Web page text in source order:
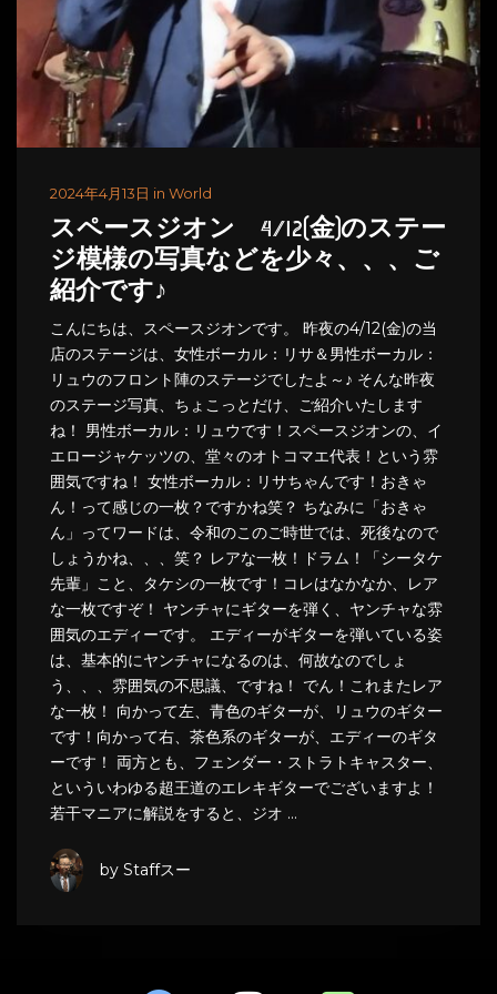
2024年4月13日 in World
スペースジオン 4/12(金)のステー
ジ模様の写真などを少々、、、ご
紹介です♪
こんにちは、スペースジオンです。 昨夜の4/12(金)の当
店のステージは、女性ボーカル：リサ＆男性ボーカル：
リュウのフロント陣のステージでしたよ～♪ そんな昨夜
のステージ写真、ちょこっとだけ、ご紹介いたします
ね！ 男性ボーカル：リュウです！スペースジオンの、イ
エロージャケッツの、堂々のオトコマエ代表！という雰
囲気ですね！ 女性ボーカル：リサちゃんです！おきゃ
ん！って感じの一枚？ですかね笑？ ちなみに「おきゃ
ん」ってワードは、令和のこのご時世では、死後なので
しょうかね、、、笑？ レアな一枚！ドラム！「シータケ
先輩」こと、タケシの一枚です！コレはなかなか、レア
な一枚ですぞ！ ヤンチャにギターを弾く、ヤンチャな雰
囲気のエディーです。 エディーがギターを弾いている姿
は、基本的にヤンチャになるのは、何故なのでしょ
う、、、雰囲気の不思議、ですね！ でん！これまたレア
な一枚！ 向かって左、青色のギターが、リュウのギター
です！向かって右、茶色系のギターが、エディーのギタ
ーです！ 両方とも、フェンダー・ストラトキャスター、
といういわゆる超王道のエレキギターでございますよ！
若干マニアに解説をすると、ジオ …
by Staffスー